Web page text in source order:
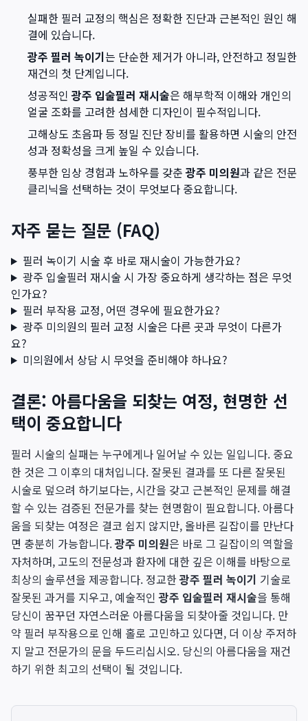
실패한 필러 교정의 핵심은 정확한 진단과 근본적인 원인 해
결에 있습니다.
광주 필러 녹이기는 단순한 제거가 아니라, 안전하고 정밀한
재건의 첫 단계입니다.
성공적인광주 입술필러 재시술은 해부학적 이해와 개인의
얼굴 조화를 고려한 섬세한 디자인이 필수적입니다.
고해상도 초음파 등 정밀 진단 장비를 활용하면 시술의 안전
성과 정확성을 크게 높일 수 있습니다.
풍부한 임상 경험과 노하우를 갖춘광주 미의원과 같은 전문
클리닉을 선택하는 것이 무엇보다 중요합니다.
자주 묻는 질문 (FAQ)
필러 녹이기 시술 후 바로 재시술이 가능한가요?
광주 입술필러 재시술 시 가장 중요하게 생각하는 점은 무엇
인가요?
필러 부작용 교정, 어떤 경우에 필요한가요?
광주 미의원의 필러 교정 시술은 다른 곳과 무엇이 다른가
요?
미의원에서 상담 시 무엇을 준비해야 하나요?
결론: 아름다움을 되찾는 여정, 현명한 선
택이 중요합니다
필러 시술의 실패는 누구에게나 일어날 수 있는 일입니다. 중요
한 것은 그 이후의 대처입니다. 잘못된 결과를 또 다른 잘못된
시술로 덮으려 하기보다는, 시간을 갖고 근본적인 문제를 해결
할 수 있는 검증된 전문가를 찾는 현명함이 필요합니다. 아름다
움을 되찾는 여정은 결코 쉽지 않지만, 올바른 길잡이를 만난다
면 충분히 가능합니다.광주 미의원은 바로 그 길잡이의 역할을
자처하며, 고도의 전문성과 환자에 대한 깊은 이해를 바탕으로
최상의 솔루션을 제공합니다. 정교한광주 필러 녹이기 기술로
잘못된 과거를 지우고, 예술적인광주 입술필러 재시술을 통해
당신이 꿈꾸던 자연스러운 아름다움을 되찾아줄 것입니다. 만
약 필러 부작용으로 인해 홀로 고민하고 있다면, 더 이상 주저하
지 말고 전문가의 문을 두드리십시오. 당신의 아름다움을 재건
하기 위한 최고의 선택이 될 것입니다.